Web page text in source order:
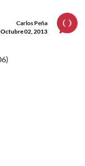
Carlos Peña
Octubre 02, 2013